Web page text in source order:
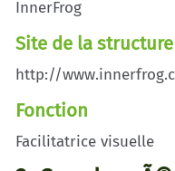
InnerFrog
Site de la structure
http://
Fonction
Facilitatrice visuelle